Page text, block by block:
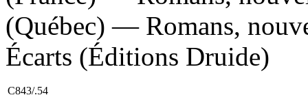
(Québec) — Romans,
Écarts (Éditions Druide)
C843/.54